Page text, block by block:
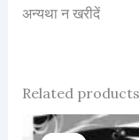
अन्यथा न खरीदें
Related products